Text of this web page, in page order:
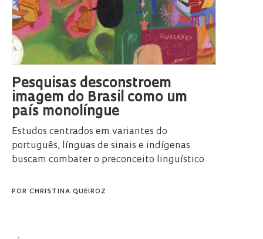
Pesquisas desconstroem
imagem do Brasil como um
país monolíngue
Estudos centrados em variantes do
português, línguas de sinais e indígenas
buscam combater o preconceito linguístico
POR CHRISTINA QUEIROZ